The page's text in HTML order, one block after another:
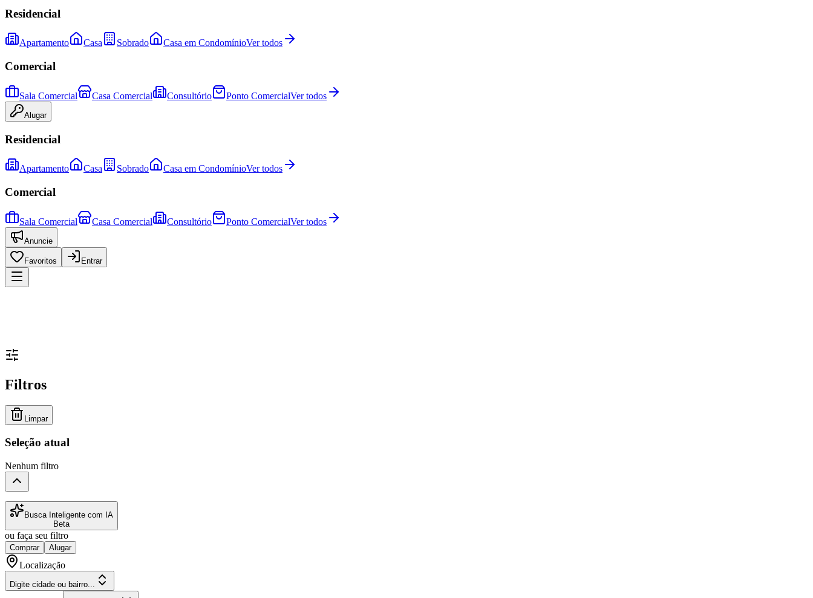
Residencial
Apartamento Casa Sobrado Casa em CondomínioVer todos
Comercial
Sala Comercial Casa Comercial Consultório Ponto ComercialVer todos
Alugar
Residencial
Apartamento Casa Sobrado Casa em CondomínioVer todos
Comercial
Sala Comercial Casa Comercial Consultório Ponto ComercialVer todos
Anuncie
Favoritos Entrar
Filtros
Limpar
Seleção atual
Nenhum filtro
Busca Inteligente com IA
Beta
ou faça seu filtro
Comprar Alugar
Localização
Digite cidade ou bairro...